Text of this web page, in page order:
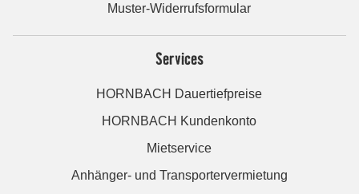
Muster-Widerrufsformular
Services
HORNBACH Dauertiefpreise
HORNBACH Kundenkonto
Mietservice
Anhänger- und Transportervermietung